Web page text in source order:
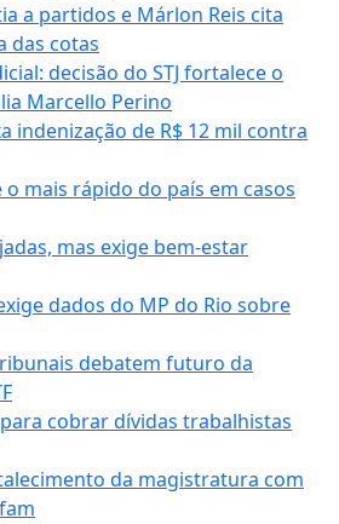
a partidos e Márlon Reis cita
das cotas
decisão do STJ fortalece o
Marcello Perino
indenização de R$ 12 mil contra
o mais rápido do país em casos
mas exige bem-estar
dados do MP do Rio sobre
debatem futuro da
cobrar dívidas trabalhistas
da magistratura com